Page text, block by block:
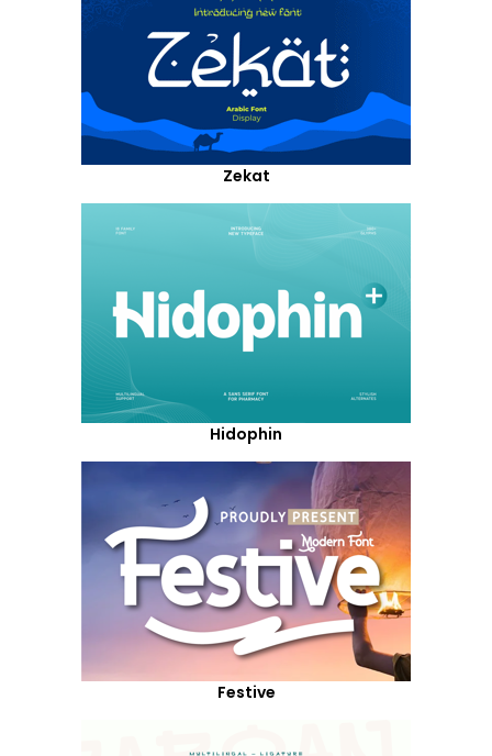
Zekat
Hidophin
Festive